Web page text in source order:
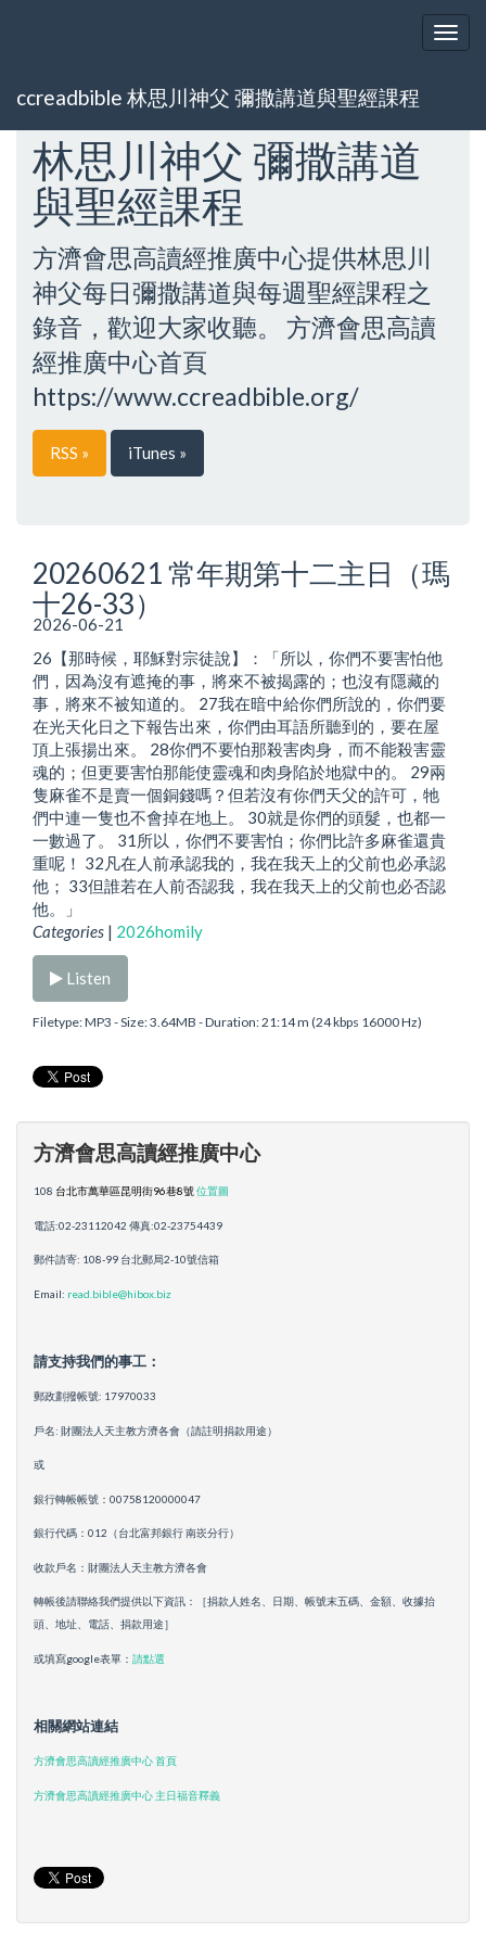
ccreadbible 林思川神父 彌撒講道與聖經課程
林思川神父 彌撒講道
與聖經課程
方濟會思高讀經推廣中心提供林思川
神父每日彌撒講道與每週聖經課程之
錄音，歡迎大家收聽。 方濟會思高讀
經推廣中心首頁
https://www.ccreadbible.org/
RSS » iTunes »
20260621 常年期第十二主日（瑪
十26-33）
2026-06-21
26【那時候，耶穌對宗徒說】：「所以，你們不要害怕他
們，因為沒有遮掩的事，將來不被揭露的；也沒有隱藏的
事，將來不被知道的。 27我在暗中給你們所說的，你們要
在光天化日之下報告出來，你們由耳語所聽到的，要在屋
頂上張揚出來。 28你們不要怕那殺害肉身，而不能殺害靈
魂的；但更要害怕那能使靈魂和肉身陷於地獄中的。 29兩
隻麻雀不是賣一個銅錢嗎？但若沒有你們天父的許可，牠
們中連一隻也不會掉在地上。 30就是你們的頭髮，也都一
一數過了。 31所以，你們不要害怕；你們比許多麻雀還貴
重呢！ 32凡在人前承認我的，我在我天上的父前也必承認
他； 33但誰若在人前否認我，我在我天上的父前也必否認
他。」
Categories | 2026homily
Listen
Filetype: MP3 - Size: 3.64MB - Duration: 21:14 m (24 kbps 16000 Hz)
方濟會思高讀經推廣中心
108 台北市萬華區昆明街96巷8號位置圖
電話:02-23112042 傳真:02-23754439
郵件請寄: 108-99 台北郵局2-10號信箱
Email: read.bible@hibox.biz
請支持我們的事工：
郵政劃撥帳號: 17970033
戶名: 財團法人天主教方濟各會（請註明捐款用途）
或
銀行轉帳帳號：00758120000047
銀行代碼：012（台北富邦銀行 南崁分行）
收款戶名：財團法人天主教方濟各會
轉帳後請聯絡我們提供以下資訊：［捐款人姓名、日期、帳號末五碼、金額、收據抬
頭、地址、電話、捐款用途］
或填寫google表單： 請點選
相關網站連結
方濟會思高讀經推廣中心 首頁
方濟會思高讀經推廣中心 主日福音釋義